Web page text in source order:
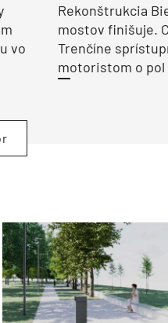
vo
Rekonštrukcia
mostov finišuje.
Trenčíne
motoristom o pol